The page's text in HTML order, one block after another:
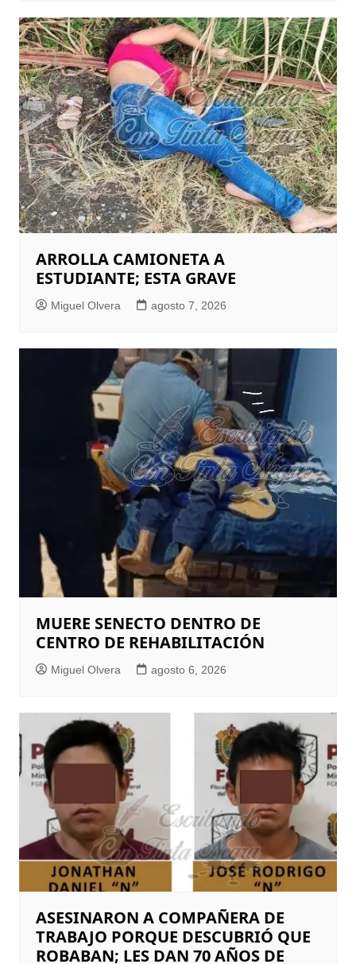
ARROLLA CAMIONETA A
ESTUDIANTE; ESTA GRAVE
Miguel Olvera agosto 7, 2026
MUERE SENECTO DENTRO DE
CENTRO DE REHABILITACIÓN
Miguel Olvera agosto 6, 2026
ASESINARON A COMPAÑERA DE
TRABAJO PORQUE DESCUBRIÓ QUE
ROBABAN; LES DAN 70 AÑOS DE